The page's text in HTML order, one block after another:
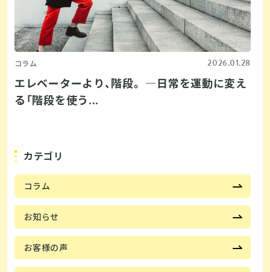
コラム 2026.01.28
エレベーターより、階段。 ―日常を運動に変え
る「階段を使う...
カテゴリ
コラム
お知らせ
お客様の声